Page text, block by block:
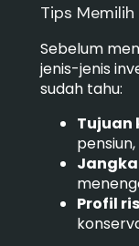
Tips
Sebelum
jenis-jenis
sudah tahu:
Tujuan
Profil